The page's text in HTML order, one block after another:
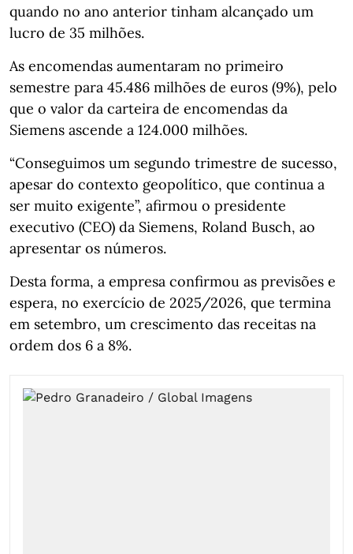
quando no ano anterior tinham alcançado um
lucro de 35 milhões.
As encomendas aumentaram no primeiro
semestre para 45.486 milhões de euros (9%), pelo
que o valor da carteira de encomendas da
Siemens ascende a 124.000 milhões.
“Conseguimos um segundo trimestre de sucesso,
apesar do contexto geopolítico, que continua a
ser muito exigente”, afirmou o presidente
executivo (CEO) da Siemens, Roland Busch, ao
apresentar os números.
Desta forma, a empresa confirmou as previsões e
espera, no exercício de 2025/2026, que termina
em setembro, um crescimento das receitas na
ordem dos 6 a 8%.